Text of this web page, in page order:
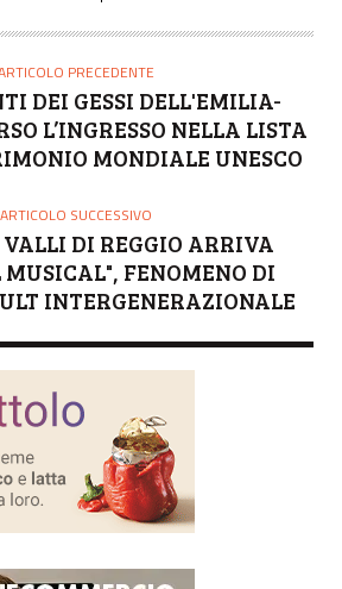
PRECEDENTE
DEI GESSI DELL'EMILIA-
L’INGRESSO NELLA LISTA
MONDIALE UNESCO
ARTICOLO SUCCESSIVO
DI REGGIO ARRIVA
MUSICAL", FENOMENO DI
INTERGENERAZIONALE